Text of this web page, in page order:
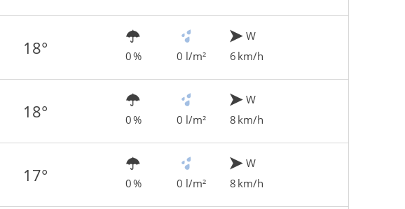
18° 0 % 0 l/m²
W
6 km/h
18° 0 % 0 l/m²
W
8 km/h
17° 0 % 0 l/m²
W
8 km/h